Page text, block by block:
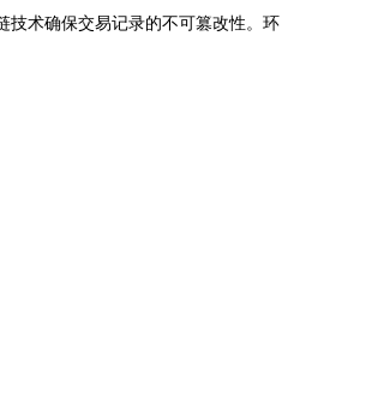
技术确保交易记录的不可篡改性。环